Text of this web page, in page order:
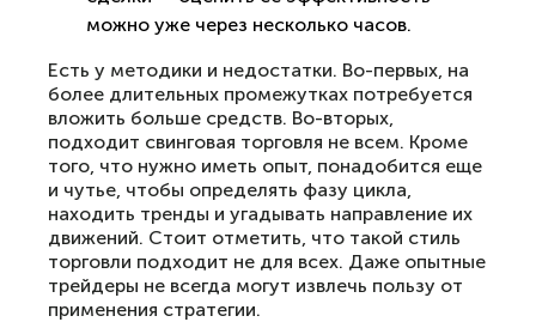
можно уже через несколько часов.
Есть у методики и недостатки. Во-первых, на
более длительных промежутках потребуется
вложить больше средств. Во-вторых,
подходит свинговая торговля не всем. Кроме
того, что нужно иметь опыт, понадобится еще
и чутье, чтобы определять фазу цикла,
находить тренды и угадывать направление их
движений. Стоит отметить, что такой стиль
торговли подходит не для всех. Даже опытные
трейдеры не всегда могут извлечь пользу от
применения стратегии.